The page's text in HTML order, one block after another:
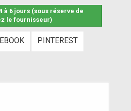
à 6 jours (sous réserve de
le fournisseur)
PINTEREST